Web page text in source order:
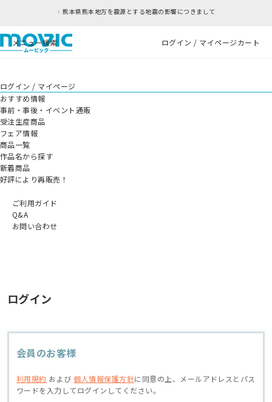
熊本県熊本地方を震源とする地震の影響につきまして
メニュー検索 ログイン / マイページカート
ログイン / マイページ
おすすめ情報
事前・事後・イベント通販
受注生産商品
フェア情報
商品一覧
作品名から探す
新着商品
好評により再販売！
ご利用ガイド
Q&A
お問い合わせ
ログイン
会員のお客様
利用規約 および個人情報保護方針に同意の上、
メールアドレスとパス
ワードを入力してログインしてください。